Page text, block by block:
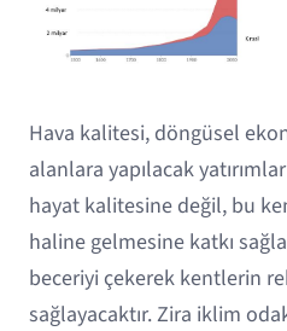
Hava kalitesi, döngüsel
alanlara yapılacak
hayat kalitesine değil, bu
haline gelmesine katkı
beceriyi çekerek kentlerin
sağlayacaktır. Zira iklim